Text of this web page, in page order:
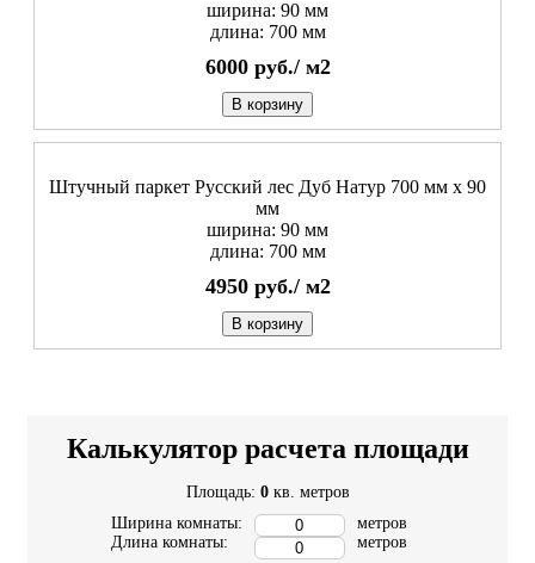
ширина: 90 мм
длина: 700 мм
6000 руб./ м2
В корзину
Штучный паркет Русский лес Дуб Натур 700 мм х 90
мм
ширина: 90 мм
длина: 700 мм
4950 руб./ м2
В корзину
Калькулятор расчета площади
Площадь: 0 кв. метров
Ширина комнаты:
Длина комнаты:
метров
метров